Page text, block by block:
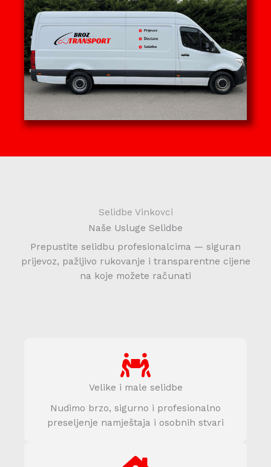
Selidbe Vinkovci
Naše Usluge Selidbe
Prepustite selidbu profesionalcima — siguran
prijevoz, pažljivo rukovanje i transparentne cijene
na koje možete računati
Velike i male selidbe
Nudimo brzo, sigurno i profesionalno
preseljenje namještaja i osobnih stvari